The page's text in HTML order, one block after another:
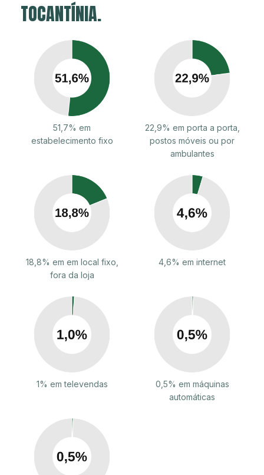
TOCANTÍNIA.
51,7% em
estabelecimento fixo
22,9% em porta a porta,
postos móveis ou por
ambulantes
18,8% em em local fixo,
fora da loja
4,6% em internet
1% em televendas
0,5% em máquinas
automáticas